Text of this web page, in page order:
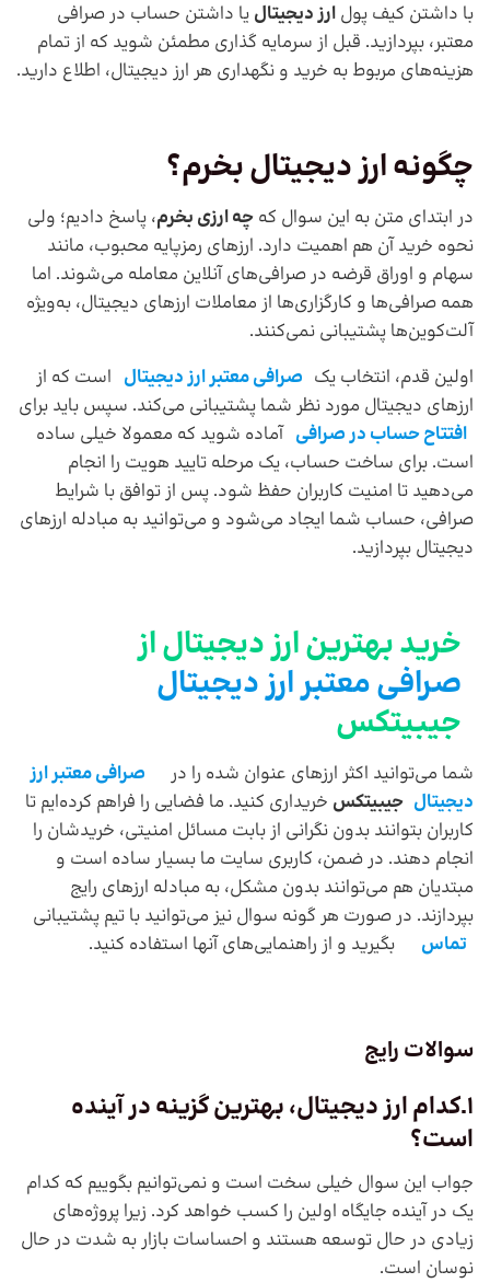
با داشتن کیف پول ارز دیجیتال یا داشتن حساب در صرافی
معتبر، بپردازید. قبل از سرمایه گذاری مطمئن شوید که از تمام
هزینه‌های مربوط به خرید و نگهداری هر ارز دیجیتال، اطلاع دارید.
چگونه ارز دیجیتال بخرم؟
در ابتدای متن به این سوال که چه ارزی بخرم، پاسخ دادیم؛ ولی
نحوه خرید آن هم اهمیت دارد. ارزهای رمزپایه محبوب، مانند
سهام و اوراق قرضه در صرافی‌های آنلاین معامله می‌شوند. اما
همه صرافی‌ها و کارگزاری‌ها از معاملات ارزهای دیجیتال، به‌ویژه
آلت‌کوین‌ها پشتیبانی نمی‌کنند.
اولین قدم، انتخاب یک صرافی معتبر ارز دیجیتال است که از
ارزهای دیجیتال مورد نظر شما پشتیبانی می‌کند. سپس باید برای
افتتاح حساب در صرافی آماده شوید که معمولا خیلی ساده
است. برای ساخت حساب، یک مرحله تایید هویت را انجام
می‌دهید تا امنیت کاربران حفظ شود. پس از توافق با شرایط
صرافی، حساب شما ایجاد می‌شود و می‌توانید به مبادله ارزهای
دیجیتال بپردازید.
خرید بهترین ارز دیجیتال از
صرافی معتبر ارز دیجیتال
جیبیتکس
شما می‌توانید اکثر ارزهای عنوان شده را در
صرافی معتبر ارز
دیجیتال جیبیتکس خریداری کنید. ما فضایی را فراهم کرده‌ایم تا
کاربران بتوانند بدون نگرانی از بابت مسائل امنیتی، خریدشان را
انجام دهند. در ضمن، کاربری سایت ما بسیار ساده است و
مبتدیان هم می‌توانند بدون مشکل، به مبادله ارزهای رایج
بپردازند. در صورت هر گونه سوال نیز می‌توانید با تیم پشتیبانی
تماس
بگیرید و از راهنمایی‌های آنها استفاده کنید.
سوالات رایج
1. کدام ارز دیجیتال، بهترین گزینه در آینده
است؟
جواب این سوال خیلی سخت است و نمی‌توانیم بگوییم که کدام
یک در آینده جایگاه اولین را کسب خواهد کرد. زیرا پروژه‌های
زیادی در حال توسعه هستند و احساسات بازار به شدت در حال
نوسان است.